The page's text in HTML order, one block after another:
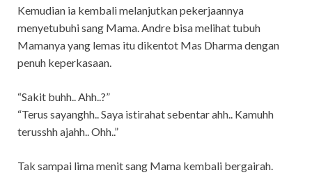
Kemudian ia kembali melanjutkan pekerjaannya
menyetubuhi sang Mama. Andre bisa melihat tubuh
Mamanya yang lemas itu dikentot Mas Dharma dengan
penuh keperkasaan.
“Sakit buhh.. Ahh..?”
“Terus sayanghh.. Saya istirahat sebentar ahh.. Kamuhh
terusshh ajahh.. Ohh..”
Tak sampai lima menit sang Mama kembali bergairah.